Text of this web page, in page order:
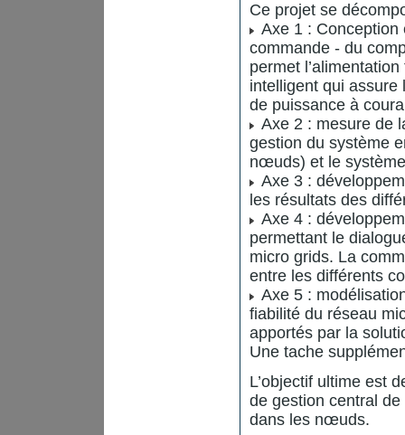
Ce projet se
Axe 1 : Conception
commande - du
permet
intelligent qui assure
de puissance à
Axe 2 : mesure de
gestion du système
nœuds) et le
Axe 3 :
les résultats des
Axe 4 :
permettant le
micro grids. La
entre les différents
Axe 5 :
fiabilité du réseau
apportés par la
Une tache
L’objectif ultime est
de gestion central de
dans les nœuds.